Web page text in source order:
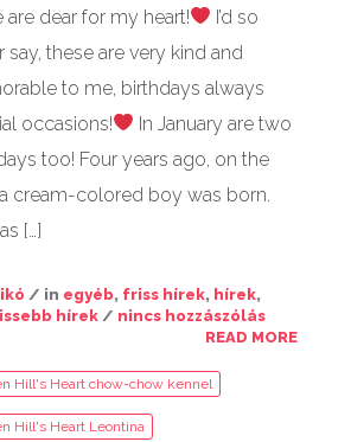
are dear for my heart!
I’d so
say, these are very kind and
to me, birthdays always
occasions!
In January are two
too! Four years ago, on the
cream-colored boy was born.
[…]
/ in egyéb, friss hírek, hírek,
hírek / nincs hozzászólás
READ MORE
Hill's Heart chow-chow kennel
Hill's Heart Leontina